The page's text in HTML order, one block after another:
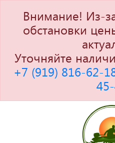
Внимание! Из-
обстановки
Уточняйте
+7 (919) 816-62-